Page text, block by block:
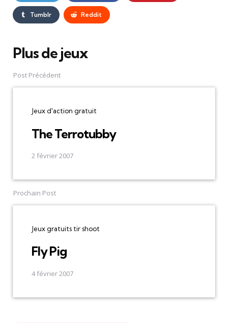
Tumblr Reddit
Plus de jeux
Post
navigation
Post Précédent
Jeux d'action gratuit
The Terrotubby
2 février 2007
Prochain Post
Jeux gratuits tir shoot
Fly Pig
4 février 2007